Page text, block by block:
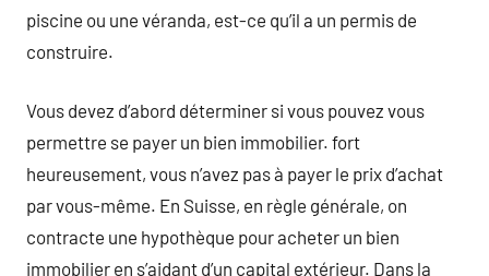
piscine ou une véranda, est-ce qu’il a un permis de
construire.
Vous devez d’abord déterminer si vous pouvez vous
permettre se payer un bien immobilier. fort
heureusement, vous n’avez pas à payer le prix d’achat
par vous-même. En Suisse, en règle générale, on
contracte une hypothèque pour acheter un bien
immobilier en s’aidant d’un capital extérieur. Dans la